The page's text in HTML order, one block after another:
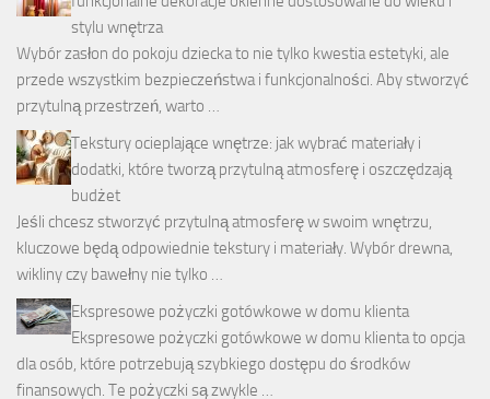
stylu wnętrza
Wybór zasłon do pokoju dziecka to nie tylko kwestia estetyki, ale
przede wszystkim bezpieczeństwa i funkcjonalności. Aby stworzyć
przytulną przestrzeń, warto …
Tekstury ocieplające wnętrze: jak wybrać materiały i
dodatki, które tworzą przytulną atmosferę i oszczędzają
budżet
Jeśli chcesz stworzyć przytulną atmosferę w swoim wnętrzu,
kluczowe będą odpowiednie tekstury i materiały. Wybór drewna,
wikliny czy bawełny nie tylko …
Ekspresowe pożyczki gotówkowe w domu klienta
Ekspresowe pożyczki gotówkowe w domu klienta to opcja
dla osób, które potrzebują szybkiego dostępu do środków
finansowych. Te pożyczki są zwykle …